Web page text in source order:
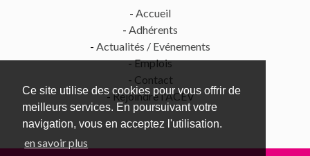
Ce site utilise des cookies pour vous offrir de
meilleurs services. En poursuivant votre
navigation, vous en acceptez l'utilisation.
en savoir plus
- Accueil
- Adhérents
- Actualités / Evénements
-Emplois
- Contact
-Rejoindre l'ACEV